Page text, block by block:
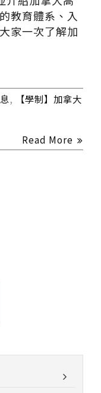
教育體系、入
家一次了解加
,
【學制】加拿大
Read More